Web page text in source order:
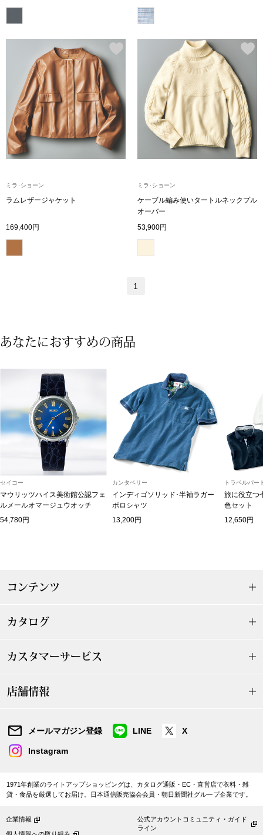
ランド
タログ
アクセサリー
ン雑貨
Miss Kyouko／ミスキョウコ
ランド
その他
バッグ
トートバッグ
スーツケース
その他
シューズ
スリップオン
革小物
ミラ･ショーン
ラムレザージャケット
169,400円
ミラ･ショーン
ケーブル編み使いタートルネックプル
オーバー
53,900円
1
あなたにおすすめの商品
セイコー
マウリッツハイス美術館公認フェ
ルメールオマージュウオッチ
54,780円
カンタベリー
インディゴソリッド･半袖ラガー
ポロシャツ
13,200円
トラベルパー
旅に役立つ
色セット
12,650円
コンテンツ
カタログ
カスタマーサービス
店舗情報
メールマガジン登録 LINE X
Instagram
1971年創業のライトアップショッピングは、カタログ通販・EC・直営店で衣料・雑
貨・食品を厳選してお届け。日本通信販売協会会員・朝日新聞社グループ企業です。
企業情報
公式アカウントコミュニティ・ガイド
ライン